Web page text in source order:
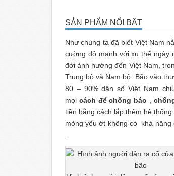
SẢN PHẨM NỔI BẬT
Như chúng ta đã biết Việt Nam
cường độ mạnh với xu thế ngày
đới ảnh hưởng đến Việt Nam,
Trung bộ và Nam bộ. Bão vào
80 – 90% dân số Việt Nam
mọi cách để chống báo
tiền bằng cách lắp thêm hệ thống
mỏng yếu ớt không có khả năng